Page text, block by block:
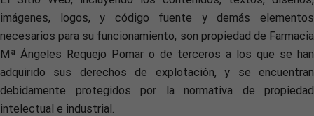
imágenes, logos, y código fuente y demás elementos
necesarios para su funcionamiento, son propiedad de Farmacia
Mª Ángeles Requejo Pomar o de terceros a los que se han
adquirido sus derechos de explotación, y se encuentran
debidamente protegidos por la normativa de propiedad
intelectual e industrial.